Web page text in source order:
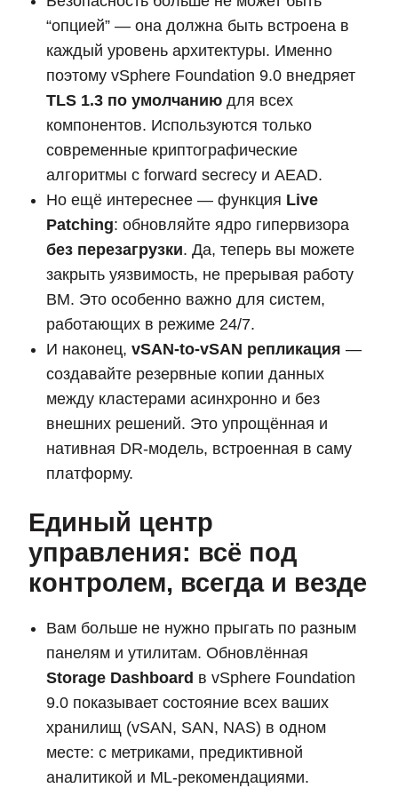
“опцией” — она должна быть встроена в
каждый уровень архитектуры. Именно
поэтому vSphere Foundation 9.0 внедряет
TLS 1.3 по умолчанию для всех
компонентов. Используются только
современные криптографические
алгоритмы с forward secrecy и AEAD.
Но ещё интереснее — функция Live
Patching: обновляйте ядро гипервизора
без перезагрузки. Да, теперь вы можете
закрыть уязвимость, не прерывая работу
ВМ. Это особенно важно для систем,
работающих в режиме 24/7.
И наконец, vSAN-to-vSAN репликация —
создавайте резервные копии данных
между кластерами асинхронно и без
внешних решений. Это упрощённая и
нативная DR-модель, встроенная в саму
платформу.
Единый центр
управления: всё под
контролем, всегда и везде
Вам больше не нужно прыгать по разным
панелям и утилитам. Обновлённая
Storage Dashboard в vSphere Foundation
9.0 показывает состояние всех ваших
хранилищ (vSAN, SAN, NAS) в одном
месте: с метриками, предиктивной
аналитикой и ML-рекомендациями.